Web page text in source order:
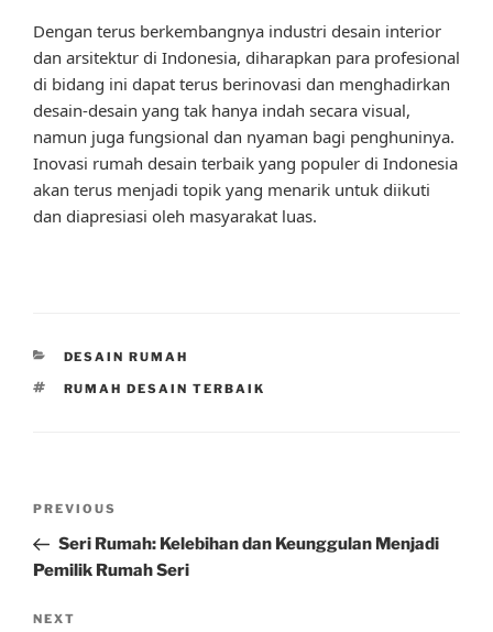
Dengan terus berkembangnya industri desain interior
dan arsitektur di Indonesia, diharapkan para profesional
di bidang ini dapat terus berinovasi dan menghadirkan
desain-desain yang tak hanya indah secara visual,
namun juga fungsional dan nyaman bagi penghuninya.
Inovasi rumah desain terbaik yang populer di Indonesia
akan terus menjadi topik yang menarik untuk diikuti
dan diapresiasi oleh masyarakat luas.
CATEGORIES
DESAIN RUMAH
TAGS
RUMAH DESAIN TERBAIK
Previous
Post
PREVIOUS
Seri Rumah: Kelebihan dan Keunggulan Menjadi
Pemilik Rumah Seri
Next
NEXT